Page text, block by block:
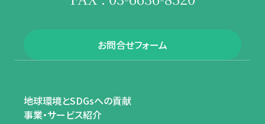
お問合せフォーム
地球環境とSDGsへの貢献
事業・サービス紹介